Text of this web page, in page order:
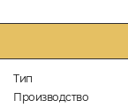
Тип
Производство